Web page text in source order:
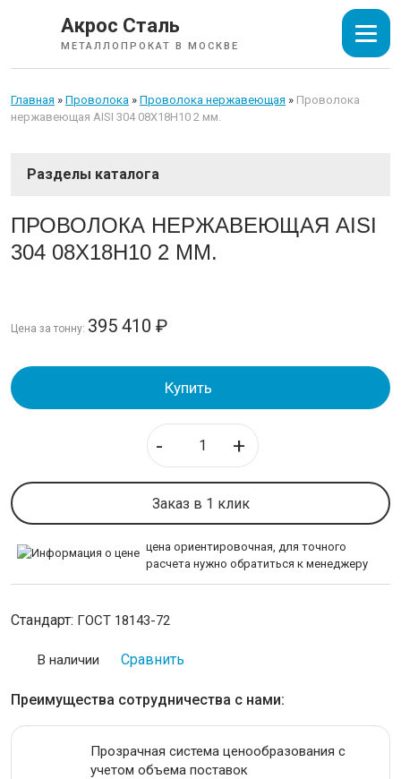
Акрос Сталь
МЕТАЛЛОПРОКАТ В МОСКВЕ
Главная » Проволока » Проволока нержавеющая » Проволока
нержавеющая AISI 304 08Х18Н10 2 мм.
СОРТОВОЙ ПРОКАТ
ТРУБЫ
ТРУБОПРОВОДНАЯ АРМАТУРА
ИНСТРУМЕНТАЛЬНАЯ СТАЛЬ
ПРОВОЛОКА
Проволока для армирования
Проволока пружинная
Проволока нихромовая
ПРОВОЛОКА НЕРЖАВЕЮЩАЯ AISI
304 08Х18Н10 2 ММ.
Цена за тонну: 395 410 ₽
Купить
- +
Заказ в 1 клик
цена ориентировочная, для точного
расчета нужно обратиться к менеджеру
Стандарт: ГОСТ 18143-72
В наличии Сравнить
Преимущества сотрудничества с нами:
Прозрачная система ценообразования с
учетом объема поставок